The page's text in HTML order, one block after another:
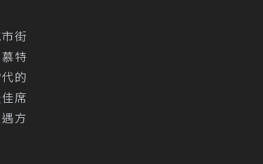
街
特
的
席
方